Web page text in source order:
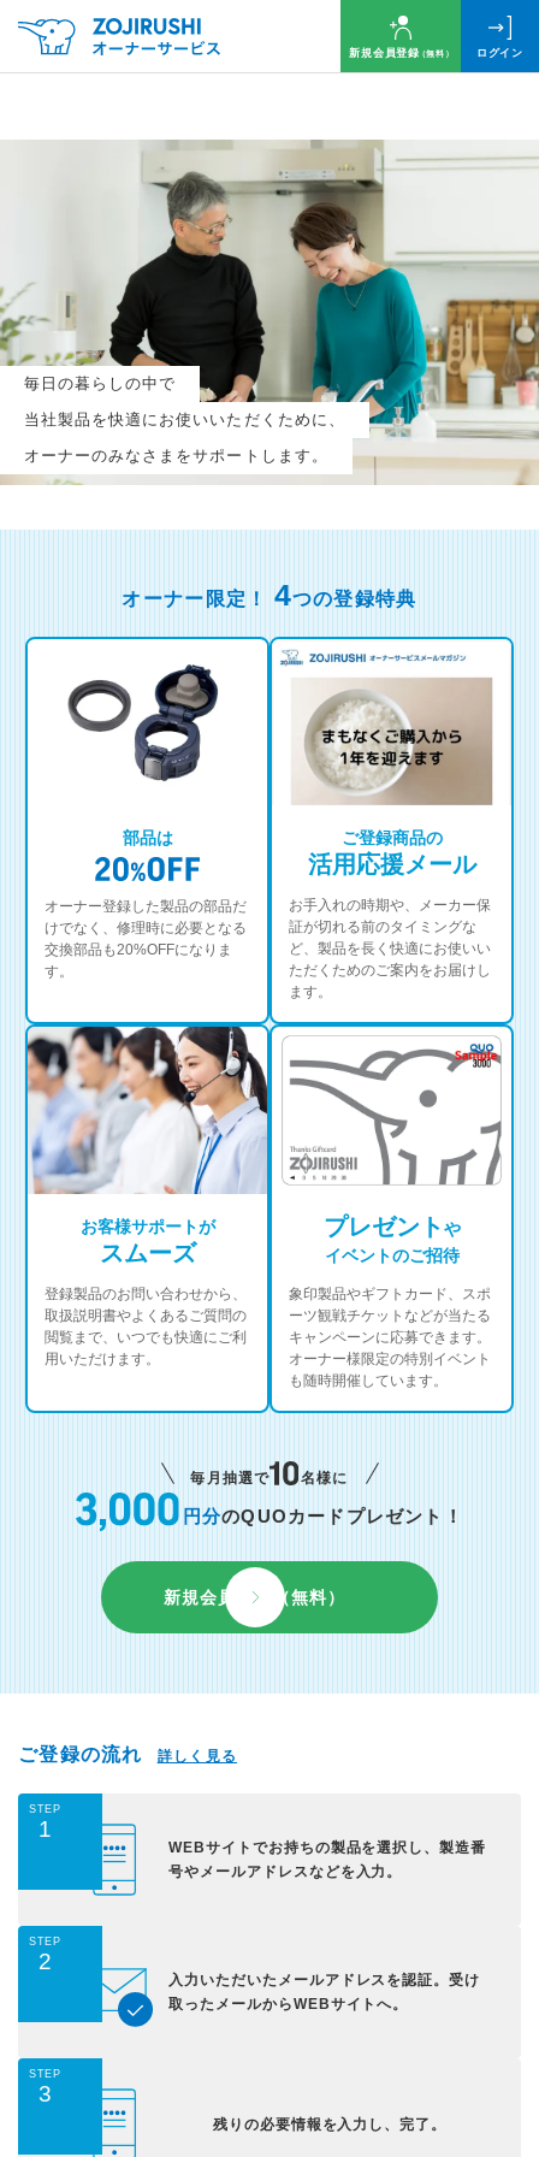
新規会員登録（無料） ログイン
毎日の暮らしの中で
当社製品を快適にお使いいただくために、
オーナーのみなさまをサポートします。
毎月抽選で 名様に
円分のQUOカードプレゼント！
新規会員登録（無料）
ログイン
※新規会員登録または追加製品登録をいただいた方が対象です
※オーナーサービスは日本国内にお住まいの個人の方向けサービスとなります
オーナー限定！ 4つの登録特典
部品は
オーナー登録した製品の部品だ
けでなく、修理時に必要となる
交換部品も20%OFFになりま
す。
ご登録商品の
活用応援メール
お手入れの時期や、メーカー保
証が切れる前のタイミングな
ど、製品を長く快適にお使いい
ただくためのご案内をお届けし
ます。
お客様サポートが
スムーズ
登録製品のお問い合わせから、
取扱説明書やよくあるご質問の
閲覧まで、いつでも快適にご利
用いただけます。
プレゼントや
イベントのご招待
象印製品やギフトカード、スポ
ーツ観戦チケットなどが当たる
キャンペーンに応募できます。
オーナー様限定の特別イベント
も随時開催しています。
毎月抽選で 名様に
円分のQUOカードプレゼント！
新規会員登録（無料）
ご登録の流れ 詳しく見る
STEP
1
WEBサイトでお持ちの製品を選択し、製造番
号やメールアドレスなどを入力。
STEP
2
入力いただいた メールアドレスを認証。受け
取ったメールからWEBサイトへ。
STEP
3
残りの必要情報を入力し、完了。